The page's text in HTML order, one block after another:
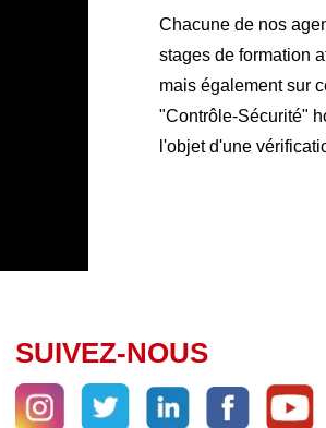
Chacune de nos
stages de formation
mais également sur
"Contrôle-Sécurité"
l'objet d'une
SUIVEZ-NOUS